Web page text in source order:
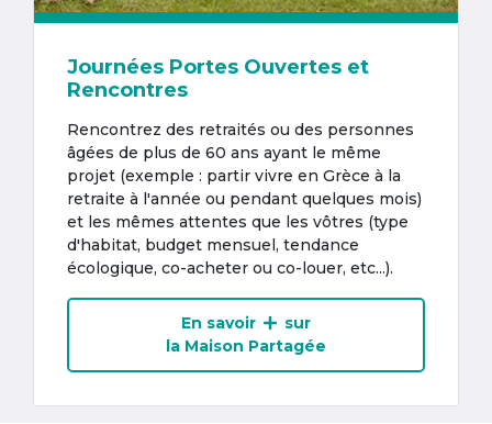
Journées Portes Ouvertes et
Rencontres
Rencontrez des retraités ou des personnes
âgées de plus de 60 ans ayant le même
projet (exemple : partir vivre en Grèce à la
retraite à l'année ou pendant quelques mois)
et les mêmes attentes que les vôtres (type
d'habitat, budget mensuel, tendance
écologique, co-acheter ou co-louer, etc...).
En savoir
sur
la Maison Partagée